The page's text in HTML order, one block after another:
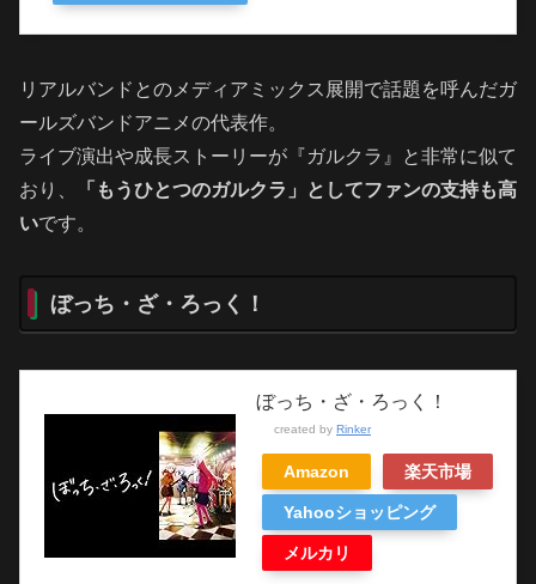
リアルバンドとのメディアミックス展開で話題を呼んだガ
ールズバンドアニメの代表作。
ライブ演出や成長ストーリーが『ガルクラ』と非常に似て
おり、
「もうひとつのガルクラ」としてファンの支持も高
いです。
ぼっち・ざ・ろっく！
ぼっち・ざ・ろっく！
created by Rinker
Amazon 楽天市場
Yahooショッピング
メルカリ